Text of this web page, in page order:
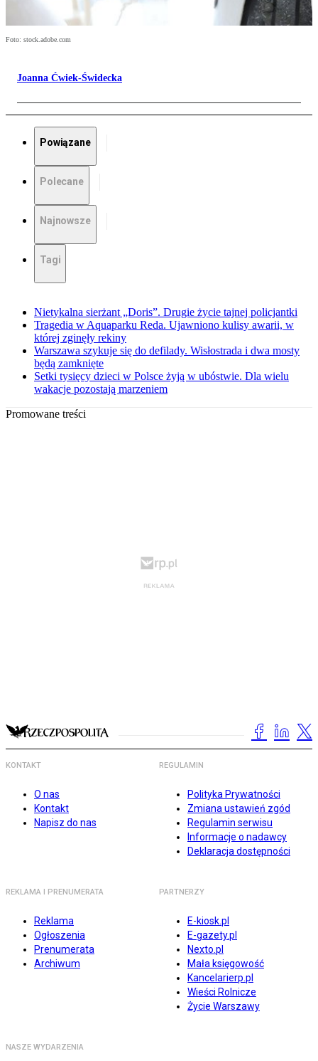
Foto: stock.adobe.com
Joanna Ćwiek-Świdecka
Powiązane
Polecane
Najnowsze
Tagi
Nietykalna sierżant „Doris”. Drugie życie tajnej policjantki
Tragedia w Aquaparku Reda. Ujawniono kulisy awarii, w
której zginęły rekiny
Warszawa szykuje się do defilady. Wisłostrada i dwa mosty
będą zamknięte
Setki tysięcy dzieci w Polsce żyją w ubóstwie. Dla wielu
wakacje pozostają marzeniem
Promowane treści
KONTAKT
O nas
Kontakt
Napisz do nas
REGULAMIN
Polityka Prywatności
Zmiana ustawień zgód
Regulamin serwisu
Informacje o nadawcy
Deklaracja dostępności
REKLAMA I PRENUMERATA
Reklama
Ogłoszenia
Prenumerata
Archiwum
PARTNERZY
E-kiosk.pl
E-gazety.pl
Nexto.pl
Mała księgowość
Kancelarierp.pl
Wieści Rolnicze
Życie Warszawy
NASZE WYDARZENIA